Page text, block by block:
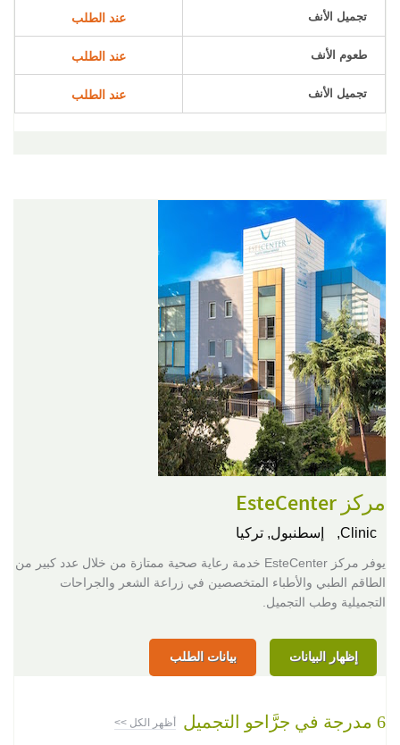
تجميل الأنف عند الطلب
طعوم الأنف عند الطلب
تجميل الأنف عند الطلب
مركز EsteCenter
Clinic, إسطنبول, تركيا
يوفر مركز EsteCenter خدمة رعاية صحية ممتازة من خلال عدد كبير من
الطاقم الطبي والأطباء المتخصصين في زراعة الشعر والجراحات
التجميلية وطب التجميل.
إظهار البيانات بيانات الطلب
6 مدرجة في جرَّاحو التجميل أظهر الكل >>